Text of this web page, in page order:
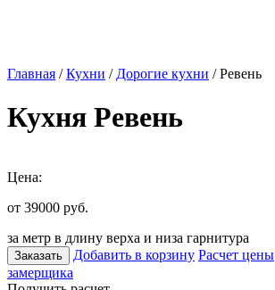
Главная /Кухни / Дорогие кухни / Ревень
Кухня Ревень
Цена:
от 39000 руб.
за метр в длину верха и низа гарнитура
Заказать Добавить в корзину Расчет цены
замерщика